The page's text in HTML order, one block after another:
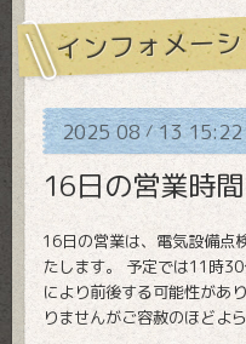
インフォメー
2025 08/13 15:22
16日の営業時
16日の営業は、電気設備点
たします。 予定では11時
により前後する可能性があ
りませんがご容赦のほどよ